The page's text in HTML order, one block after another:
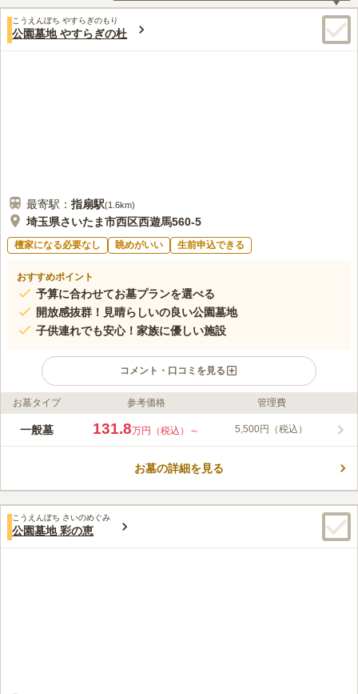
こうえんぼち やすらぎのもり
公園墓地 やすらぎの杜
最寄駅： 指扇駅(1.6km)
埼玉県さいたま市西区西遊馬560-5
檀家になる必要なし 眺めがいい 生前申込できる
おすすめポイント
予算に合わせてお墓プランを選べる
開放感抜群！見晴らしいの良い公園墓地
子供連れでも安心！家族に優しい施設
コメント・口コミを見る
ライフドット編集部のコメント
2011年新規開園の、全区画バリアフリー設計で高齢の方や小さ
20分ほどの好立地で、駐車場も完備していますので安心です。
です。 周辺環境も静かで、ゆっくりと心ゆくまで故人に寄り添
うことができる環境です。
口コミ評価
みんなの評価
60代男性
近隣には食堂、スーパー、コンビニがあり、霊園内にも供花が用
お墓タイプ 参考価格 管理費
一般墓 131.8万円（税込）～ 5,500円（税込）
お墓の詳細を見る
こうえんぼち さいのめぐみ
公園墓地 彩の恵